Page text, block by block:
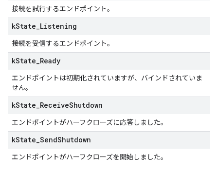
接続を試行するエンドポイント。
kState Listening
接続を受信するエンドポイント。
kState Ready
エンドポイントは初期化されていますが、バインドされていま
せん。
kState ReceiveShutdown
エンドポイントがハーフクローズに応答しました。
kState SendShutdown
エンドポイントがハーフクローズを開始しました。